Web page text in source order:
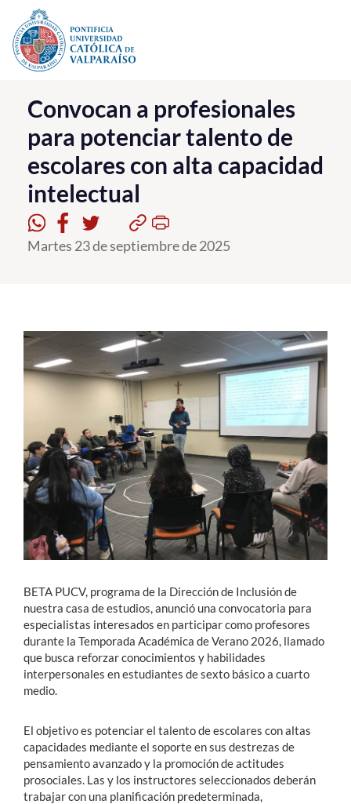
Click acá para ir directamente al contenido
La Universidad
Investigación, Creación e Innovación
PUCV Internacional
Vinculación con el Medio
Admisión
Formación Continua
Estudiantes
Académicos
Funcionarios
Alumni
English
Convocan a profesionales
para potenciar talento de
escolares con alta capacidad
intelectual
Martes 23 de septiembre de 2025
BETA PUCV, programa de la Dirección de Inclusión de
nuestra casa de estudios, anunció una convocatoria para
especialistas interesados en participar como profesores
durante la Temporada Académica de Verano 2026, llamado
que busca reforzar conocimientos y habilidades
interpersonales en estudiantes de sexto básico a cuarto
medio.
El objetivo es potenciar el talento de escolares con altas
capacidades mediante el soporte en sus destrezas de
pensamiento avanzado y la promoción de actitudes
prosociales. Las y los instructores seleccionados deberán
trabajar con una planificación predeterminada,